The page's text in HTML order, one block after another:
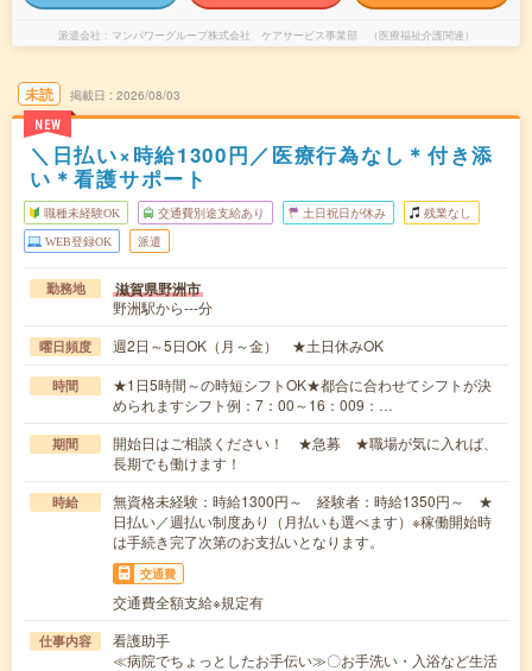
派遣会社 マンパワーグループ株式会社 ケアサービス事業部 （医療福祉介護関連）
未読
NEW
掲載日 2026/08/03
＼日払い×時給1300円／医療行為なし＊付き添
い＊看護サポート
職種未経験OK 交通費別途支給あり 土日祝日が休み 残業なし
WEB登録OK 派遣
勤務地 滋賀県野洲市
野洲駅から---分
曜日頻度 週2日～5日OK（月～金） ★土日休みOK
時間
★1日5時間～の時短シフトOK★都合に合わせてシフトが決
められますシフト例：7：00～16：009：…
期間
開始日はご相談ください！ ★急募 ★職場が気に入れば、
長期でも働けます！
時給
無資格未経験：時給1300円～ 経験者：時給1350円～ ★
日払い／週払い制度あり（月払いも選べます）※稼働開始時
は手続き完了次第のお支払いとなります。
交通費
交通費全額支給※規定有
仕事内容
看護助手
≪病院でちょっとしたお手伝い≫〇お手洗い・入浴など生活